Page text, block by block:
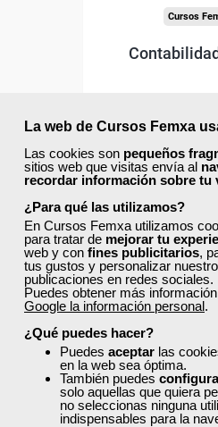
La web de Cursos Femxa
Las cookies son pequeños
sitios web que visitas envía al
recordar información sobre tu
¿Para qué las utilizamos?
En Cursos Femxa utilizamos
para tratar de mejorar tu
web y con fines publicitarios,
tus gustos y personalizar
publicaciones en redes sociales.
Puedes obtener más
Google la información personal.
¿Qué puedes hacer?
Puedes aceptar las
en la web sea óptima.
También puedes
solo aquellas que quiera
no seleccionas ninguna
indispensables para la
Cursos
Curso
Online
Matrícula
12
ONLINE